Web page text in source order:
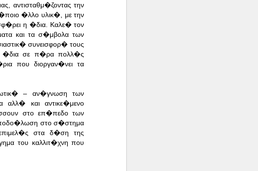
αντισταθμ�ζοντας την
�λλο υλικ�, με την
η �δια. Καλε� τον
και τα σ�μβολα των
συνεισφορ� τους
σε π�ρα πολλ�ς
που διοργαν�νει τα
– αν�γνωση των
και αντικε�μενο
στο επ�πεδο των
στο σ�στημα
επιμελ�ς στα δ�ση της
του καλλιτ�χνη που